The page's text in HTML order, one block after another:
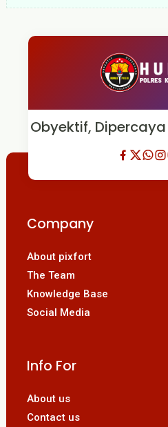
Obyektif, Dipercaya
Company
About pixfort
The Team
Knowledge Base
Social Media
Info For
About us
Contact us